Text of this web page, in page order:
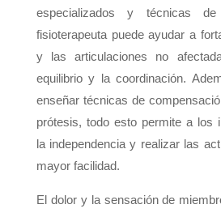
especializados y técnicas de
fisioterapeuta puede ayudar a
y las articulaciones no
equilibrio y la coordinación.
enseñar técnicas de
prótesis, todo esto permite a los
la independencia y realizar las
mayor facilidad.
El dolor y la sensación de